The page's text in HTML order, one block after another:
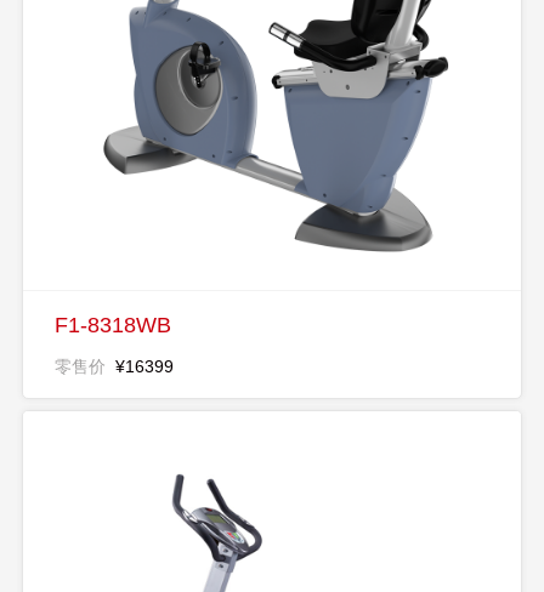
F1-8318WB
零售价 ¥16399